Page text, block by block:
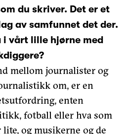
du skriver. Det er et
av samfunnet det der.
i vårt lille hjørne med
mellom journalister og
om, er en
enten
fotball eller hva som
og musikerne og de